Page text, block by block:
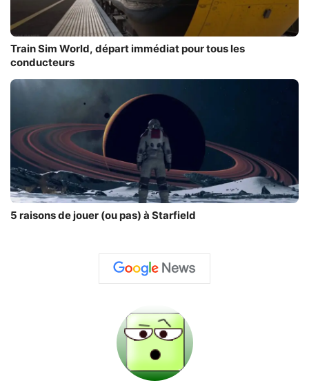
Train Sim World, départ immédiat pour tous les
conducteurs
5 raisons de jouer (ou pas) à Starfield